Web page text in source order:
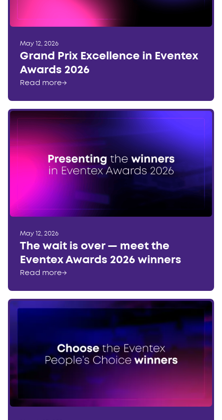
May 12, 2026
Grand Prix Excellence in Eventex
Awards 2026
Read more→
May 12, 2026
The wait is over — meet the
Eventex Awards 2026 winners
Read more→